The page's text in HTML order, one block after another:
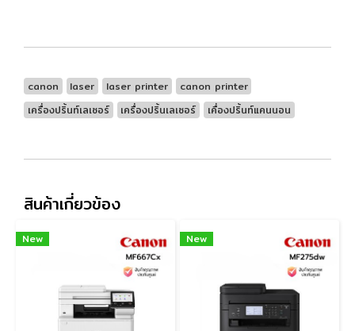
canon laser laser printer
canon printer
เครื่องปริ้นท์เลเซอร์
เครื่องปริ้นเลเซอร์ เคื่องปริ้นท์แคนนอน
สินค้าเกี่ยวข้อง
New New